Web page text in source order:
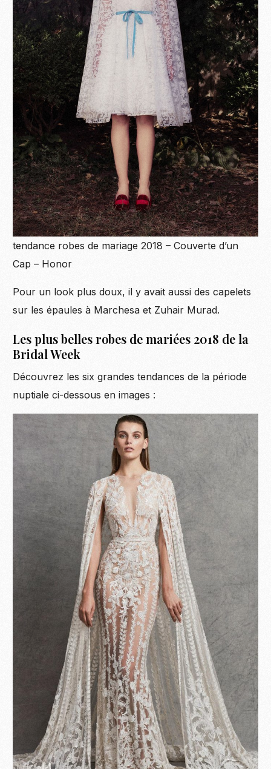
tendance robes de mariage 2018 – Couverte d’un
Cap – Honor
Pour un look plus doux, il y avait aussi des capelets
sur les épaules à Marchesa et Zuhair Murad.
Les plus belles robes de mariées 2018 de la
Bridal Week
Découvrez les six grandes tendances de la période
nuptiale ci-dessous en images :